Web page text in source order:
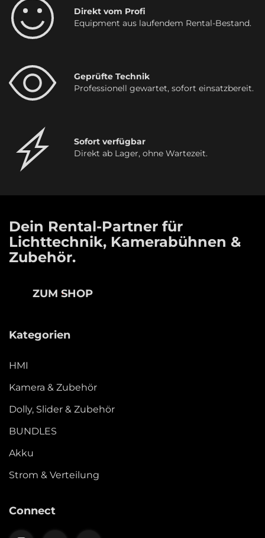
Direkt vom Profi
Equipment aus laufendem Rental-Bestand.
Geprüfte Technik
Professionell gewartet, sofort einsatzbereit.
Sofort verfügbar
Direkt ab Lager, ohne Wartezeit.
Dein Rental-Partner für
Lichttechnik, Kamerabühnen &
Zubehör.
ZUM SHOP
Kategorien
HMI
Kamera & Zubehör
Dolly, Slider & Zubehör
BUNDLES
Akku
Strom & Verteilung
Connect